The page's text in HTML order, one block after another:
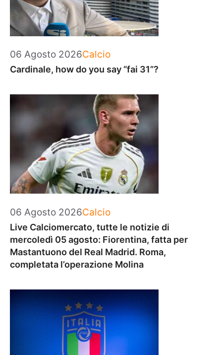
06 Agosto 2026Categorie
Calcio
Cardinale, how do you say “fai 31”?
06 Agosto 2026Categorie
Calcio
Live Calciomercato, tutte le notizie di
mercoledì 05 agosto: Fiorentina, fatta per
Mastantuono del Real Madrid. Roma,
completata l’operazione Molina